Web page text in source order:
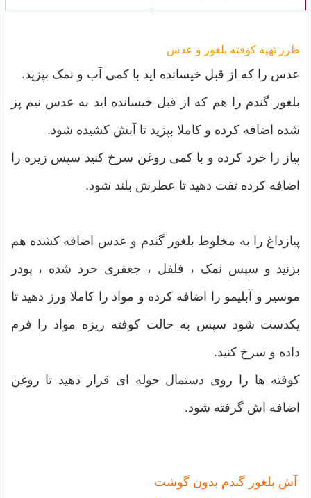
طرز تهیه کوفته بلغور و عدس
عدس را که از قبل خیسانده اید با کمی آب و نمک بپزید.
بلغور گندم را هم که از قبل خیسانده اید به عدس نیم پز
شده اضافه کرده و کاملا بپزید تا آبش کشیده شود.
پیاز را خرد کرده و با کمی روغن سرخ کنید سپس زیره را
اضافه کرده تفت دهید تا عطرش بلند شود.
پیازداغ را به مخلوط بلغور گندم و عدس اضافه کشده هم
بزنید و سپس نمک ، فلفل ، جعفری خرد شده ، پودر
موسیر و آبلیمو را اضافه کرده و مواد را کاملا ورز دهید تا
یکدست شود سپس به حالت کوفته ریزه مواد را فرم
داده و سرخ کنید.
کوفته ها را روی دستمال حوله ای قرار دهید تا روغن
اضافه اش گرفته شود.
آش بلغور گندم بدون گوشت